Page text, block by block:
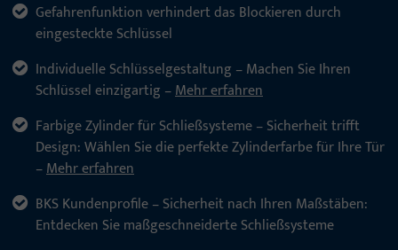
Gefahrenfunktion verhindert das Blockieren durch
eingesteckte Schlüssel
Individuelle Schlüsselgestaltung – Machen Sie Ihren
Schlüssel einzigartig –Mehr erfahren
Farbige Zylinder für Schließsysteme – Sicherheit trifft
Design: Wählen Sie die perfekte Zylinderfarbe für Ihre Tür
–Mehr erfahren
BKS Kundenprofile – Sicherheit nach Ihren Maßstäben:
Entdecken Sie maßgeschneiderte Schließsysteme